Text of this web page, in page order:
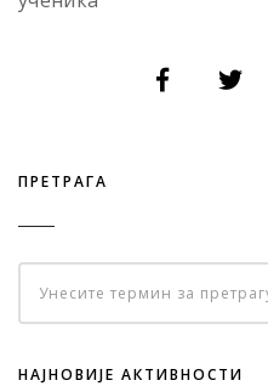
ПРЕТРАГА
НАЈНОВИЈЕ АКТИВНОСТИ